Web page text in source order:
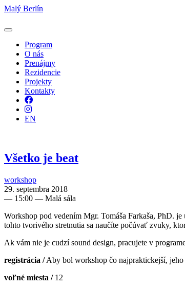
Malý Berlín
Program
O nás
Prenájmy
Rezidencie
Projekty
Kontakty
Facebook
Instagram
EN
Všetko je beat
workshop
29. septembra 2018
— 15:00 — Malá sála
Workshop pod vedením Mgr. Tomáša Farkaša, PhD.
tohto tvorivého stretnutia sa naučíte počúvať zvuky,
Ak vám nie je cudzí sound design, pracujete v
registrácia /Aby bol workshop čo najpraktickejší, jeho
voľné miesta /12